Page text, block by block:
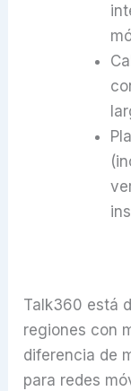
Talk360 está
regiones con
diferencia de
para redes